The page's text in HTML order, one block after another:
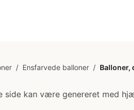
/ Ensfarvede balloner / Balloner,
side kan være genereret med